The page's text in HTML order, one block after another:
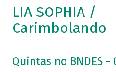
LIA SOPHIA /
Carimbolando
Quintas no BNDES -